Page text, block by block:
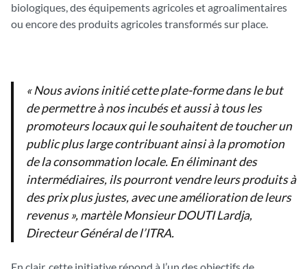
biologiques, des équipements agricoles et agroalimentaires
ou encore des produits agricoles transformés sur place.
« Nous avions initié cette plate-forme dans le but
de permettre à nos incubés et aussi à tous les
promoteurs locaux qui le souhaitent de toucher un
public plus large contribuant ainsi à la promotion
de la consommation locale. En éliminant des
intermédiaires, ils pourront vendre leurs produits à
des prix plus justes, avec une amélioration de leurs
revenus », martèle Monsieur DOUTI Lardja,
Directeur Général de l’ITRA.